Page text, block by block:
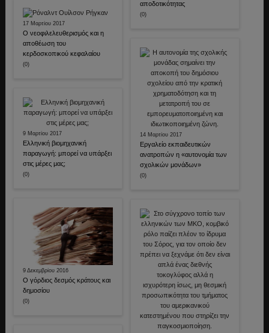
17 Μαρτίου 2017
Ο νεοφιλελευθερισμός και η
αποθέωση του
κερδοσκοπικού κεφαλαίου
(0)
9 Μαρτίου 2017
Ελληνική βιομηχανική
παραγωγή: μπορεί να υπάρξει
στις μέρες μας;
(0)
9 Δεκεμβρίου 2016
Ο γόρδιος δεσμός κράτους και
δημοσίου
(0)
αποδοτικότητας
(0)
14 Μαρτίου 2017
Εργαλείο εκπαιδευτικών
ανατροπών η «αυτονομία των
σχολικών μονάδων»
(0)